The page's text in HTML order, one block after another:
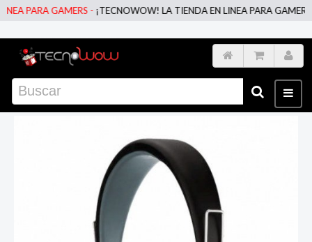
PARA GAMERS -¡TECNOWOW! LA TIENDA EN LINEA PARA GAMERS -